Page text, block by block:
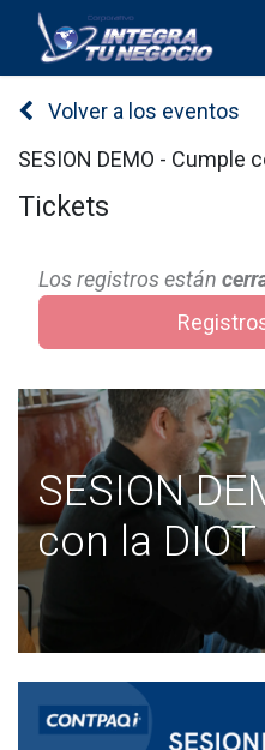
Volver a los eventos
SESION DEMO - Cumple
Tickets
Los registros están
SESION
con la